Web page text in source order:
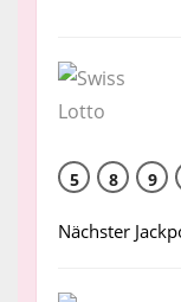
5 8 9
Nächster